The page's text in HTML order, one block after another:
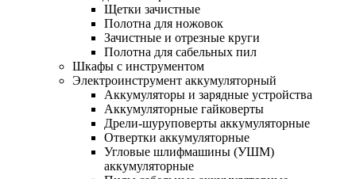
Щетки зачистные
Полотна для ножовок
Зачистные и отрезные круги
Полотна для сабельных пил
Шкафы с инструментом
Электроинструмент аккумуляторный
Аккумуляторы и зарядные устройства
Аккумуляторные гайковерты
Дрели-шуруповерты аккумуляторные
Отвертки аккумуляторные
Угловые шлифмашины (УШМ)
аккумуляторные